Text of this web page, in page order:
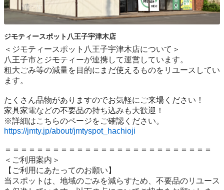
ジモティースポット八王子宇津木店
＜ジモティースポット八王子宇津木店について＞
八王子市とジモティーが連携して運営しています。
粗⼤ごみ等の減量を⽬的にまだ使えるものをリユースしてい
ます。
たくさん品物がありますのでお気軽にご来場ください！
家具家電などの不要品の持ち込みも大歓迎！
https://jmty.jp/about/jmtyspot_hachioji
＝＝＝＝＝＝＝＝＝＝＝＝＝＝＝＝＝＝＝＝＝＝＝＝＝＝
＜ご利用案内＞
【ご利用にあたってのお願い】
当スポットは、地域のごみを減らすため、不要品のリユース